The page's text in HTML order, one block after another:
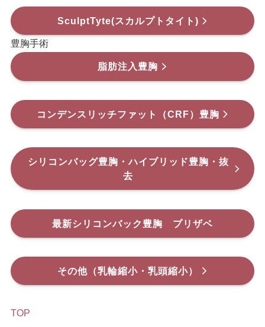
SculptTyte(スカルプトタイト)
豊胸手術
脂肪注入豊胸
コンデンスリッチファット（CRF）豊胸
シリコンバッグ豊胸・ハイブリッド豊胸・抜
去
最新シリコンバック豊胸 プリザベ
その他（乳輪縮小・乳頭縮小）
TOP